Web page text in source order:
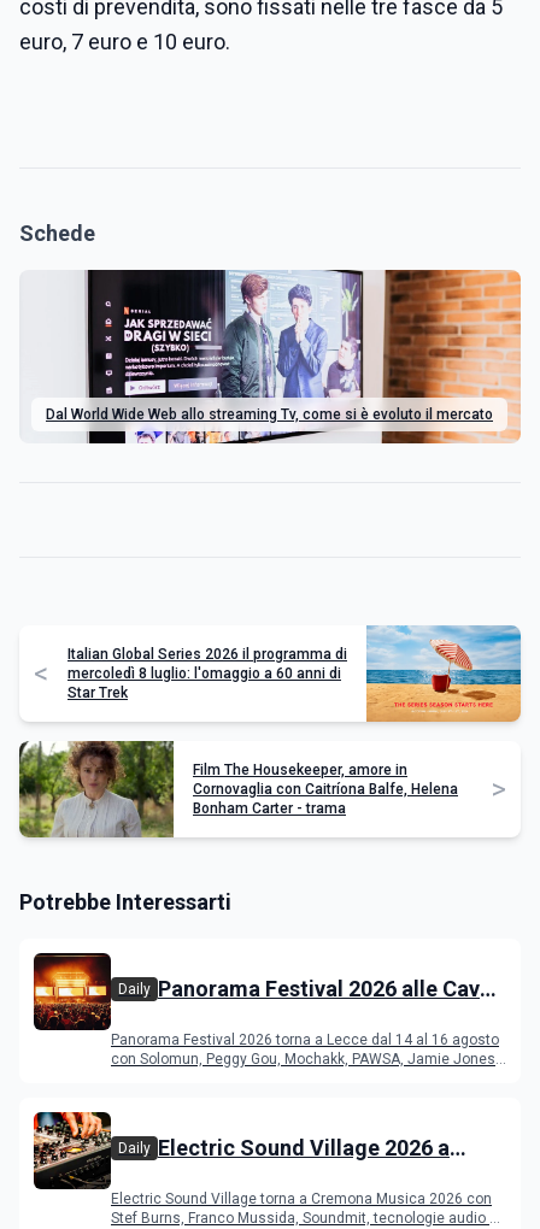
costi di prevendita, sono fissati nelle tre fasce da 5
euro, 7 euro e 10 euro.
Schede
Dal World Wide Web allo streaming Tv, come si è evoluto il mercato
<
Italian Global Series 2026 il programma di
mercoledì 8 luglio: l'omaggio a 60 anni di
Star Trek
Film The Housekeeper, amore in
Cornovaglia con Caitríona Balfe, Helena
Bonham Carter - trama
>
Potrebbe Interessarti
Daily Panorama Festival 2026 alle Cave
programma
Panorama Festival 2026 torna a Lecce dal 14 al 16 agosto
con Solomun, Peggy Gou, Mochakk, PAWSA, Jamie Jones
Daily Electric Sound Village 2026 a
Young Band Contest, il programma
Electric Sound Village torna a Cremona Musica 2026 con
Stef Burns, Franco Mussida, Soundmit, tecnologie audio e